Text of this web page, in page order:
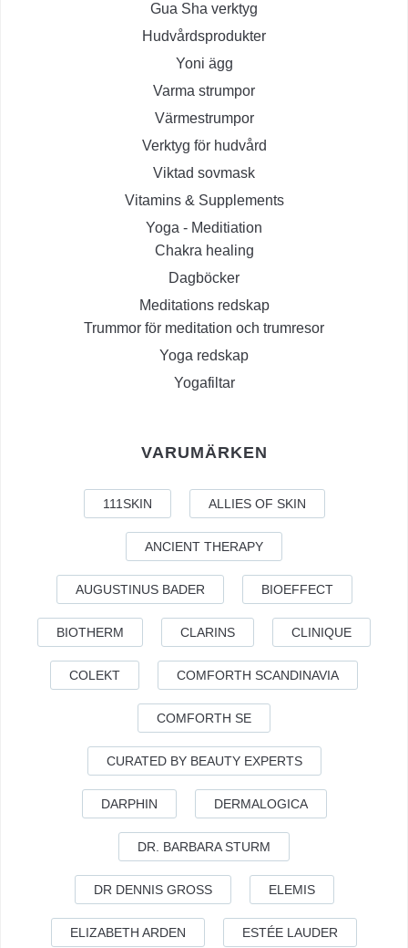
Gua Sha verktyg
Hudvårdsprodukter
Yoni ägg
Varma strumpor
Värmestrumpor
Verktyg för hudvård
Viktad sovmask
Vitamins & Supplements
Yoga - Meditiation
Chakra healing
Dagböcker
Meditations redskap
Trummor för meditation och trumresor
Yoga redskap
Yogafiltar
VARUMÄRKEN
111SKIN ALLIES OF SKIN
ANCIENT THERAPY
AUGUSTINUS BADER BIOEFFECT
BIOTHERM CLARINS CLINIQUE
COLEKT COMFORTH SCANDINAVIA
COMFORTH SE
CURATED BY BEAUTY EXPERTS
DARPHIN DERMALOGICA
DR. BARBARA STURM
DR DENNIS GROSS ELEMIS
ELIZABETH ARDEN ESTÉE LAUDER